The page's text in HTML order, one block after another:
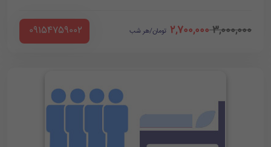
3,000,000
2,700,000 تومان/هر شب ‪ 09154759002